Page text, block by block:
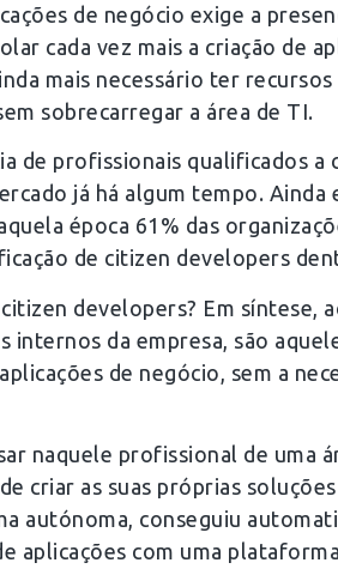
de negócio exige a
cada vez mais a criação de
mais necessário ter
sobrecarregar a área de TI.
de profissionais qualificados a
já há algum tempo. Ainda
época 61% das
de citizen developers
developers? Em síntese,
da empresa, são
de negócio, sem a
naquele profissional de uma
criar as suas próprias
autónoma, conseguiu
aplicações com uma